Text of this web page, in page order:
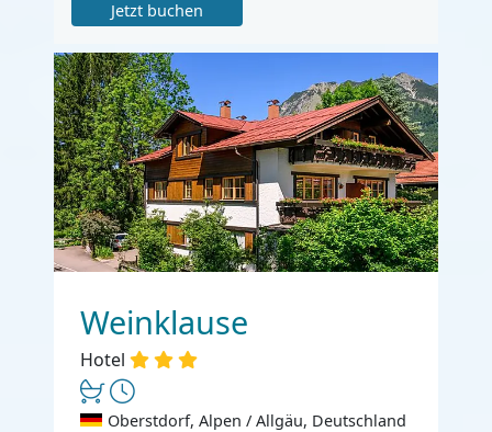
Jetzt buchen
Weinklause
Hotel
Oberstdorf, Alpen / Allgäu, Deutschland